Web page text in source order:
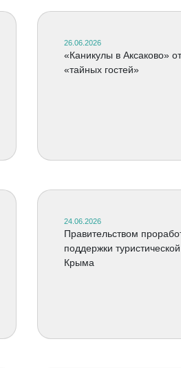
26.06.2026
«Каникулы в Аксаково»
«тайных гостей»
24.06.2026
Правительством
поддержки
Крыма